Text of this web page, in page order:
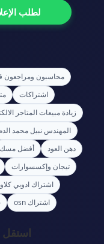
لطلب
محاسبون ومراجعون
اشتراكات
زيادة مبيعات المتاجر
المهندس نبيل محمد
دهن العود
أفضل مسك
تيجان وإكسسوارات
اشتراك ادوبي
اشتراك osn
استقل